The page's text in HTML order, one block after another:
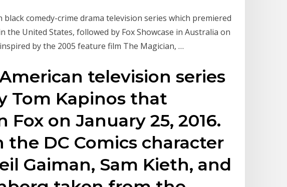
comedy-crime drama television series which premiered
the United States, followed by Fox Showcase in Australia on
by the 2005 feature film The Magician, …
television series
Tom Kapinos that
Fox on January 25, 2016.
the DC Comics character
Gaiman, Sam Kieth, and